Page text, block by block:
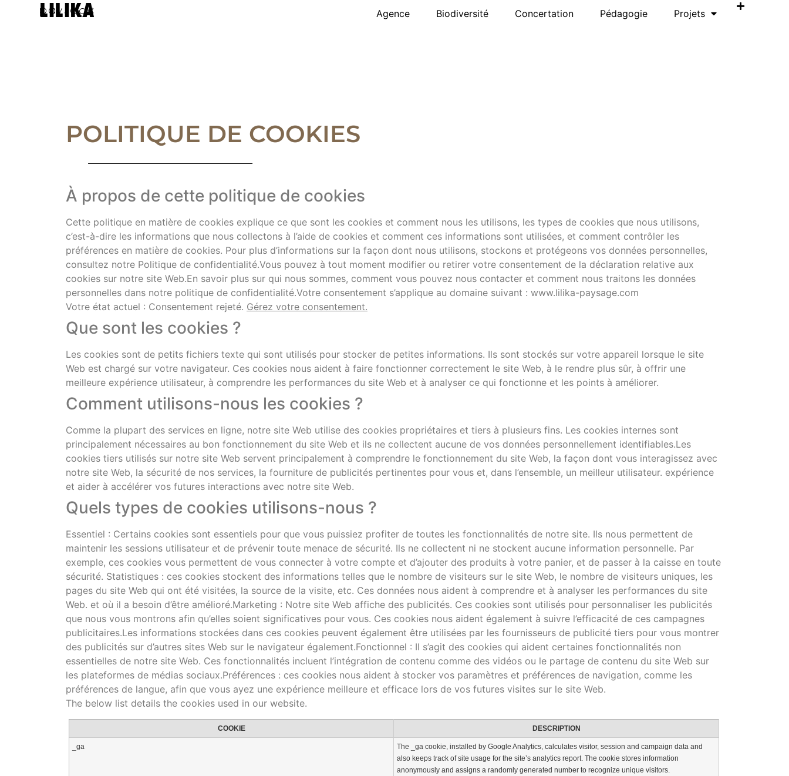
LILIKA
paysage Agence Biodiversité Concertation Pédagogie Projets
POLITIQUE DE COOKIES
À propos de cette politique de cookies
Cette politique en matière de cookies explique ce que sont les cookies et comment nous les utilisons, les types de cookies que nous utilisons,
c’est-à-dire les informations que nous collectons à l’aide de cookies et comment ces informations sont utilisées, et comment contrôler les
préférences en matière de cookies. Pour plus d’informations sur la façon dont nous utilisons, stockons et protégeons vos données personnelles,
consultez notre Politique de confidentialité.Vous pouvez à tout moment modifier ou retirer votre consentement de la déclaration relative aux
cookies sur notre site Web.En savoir plus sur qui nous sommes, comment vous pouvez nous contacter et comment nous traitons les données
personnelles dans notre politique de confidentialité.Votre consentement s’applique au domaine suivant : www.lilika-paysage.com
Votre état actuel : Consentement rejeté. Gérez votre consentement.
Que sont les cookies ?
Les cookies sont de petits fichiers texte qui sont utilisés pour stocker de petites informations. Ils sont stockés sur votre appareil lorsque le site
Web est chargé sur votre navigateur. Ces cookies nous aident à faire fonctionner correctement le site Web, à le rendre plus sûr, à offrir une
meilleure expérience utilisateur, à comprendre les performances du site Web et à analyser ce qui fonctionne et les points à améliorer.
Comment utilisons-nous les cookies ?
Comme la plupart des services en ligne, notre site Web utilise des cookies propriétaires et tiers à plusieurs fins. Les cookies internes sont
principalement nécessaires au bon fonctionnement du site Web et ils ne collectent aucune de vos données personnellement identifiables.Les
cookies tiers utilisés sur notre site Web servent principalement à comprendre le fonctionnement du site Web, la façon dont vous interagissez avec
notre site Web, la sécurité de nos services, la fourniture de publicités pertinentes pour vous et, dans l’ensemble, un meilleur utilisateur. expérience
et aider à accélérer vos futures interactions avec notre site Web.
Quels types de cookies utilisons-nous ?
Essentiel : Certains cookies sont essentiels pour que vous puissiez profiter de toutes les fonctionnalités de notre site. Ils nous permettent de
maintenir les sessions utilisateur et de prévenir toute menace de sécurité. Ils ne collectent ni ne stockent aucune information personnelle. Par
exemple, ces cookies vous permettent de vous connecter à votre compte et d’ajouter des produits à votre panier, et de passer à la caisse en toute
sécurité. Statistiques : ces cookies stockent des informations telles que le nombre de visiteurs sur le site Web, le nombre de visiteurs uniques, les
pages du site Web qui ont été visitées, la source de la visite, etc. Ces données nous aident à comprendre et à analyser les performances du site
Web. et où il a besoin d’être amélioré.Marketing : Notre site Web affiche des publicités. Ces cookies sont utilisés pour personnaliser les publicités
que nous vous montrons afin qu’elles soient significatives pour vous. Ces cookies nous aident également à suivre l’efficacité de ces campagnes
publicitaires.Les informations stockées dans ces cookies peuvent également être utilisées par les fournisseurs de publicité tiers pour vous montrer
des publicités sur d’autres sites Web sur le navigateur également.Fonctionnel : Il s’agit des cookies qui aident certaines fonctionnalités non
essentielles de notre site Web. Ces fonctionnalités incluent l’intégration de contenu comme des vidéos ou le partage de contenu du site Web sur
les plateformes de médias sociaux.Préférences : ces cookies nous aident à stocker vos paramètres et préférences de navigation, comme les
préférences de langue, afin que vous ayez une expérience meilleure et efficace lors de vos futures visites sur le site Web.
The below list details the cookies used in our website.
COOKIE DESCRIPTION
_ga
The _ga cookie, installed by Google Analytics, calculates visitor, session and campaign data and
also keeps track of site usage for the site’s analytics report. The cookie stores information
anonymously and assigns a randomly generated number to recognize unique visitors.